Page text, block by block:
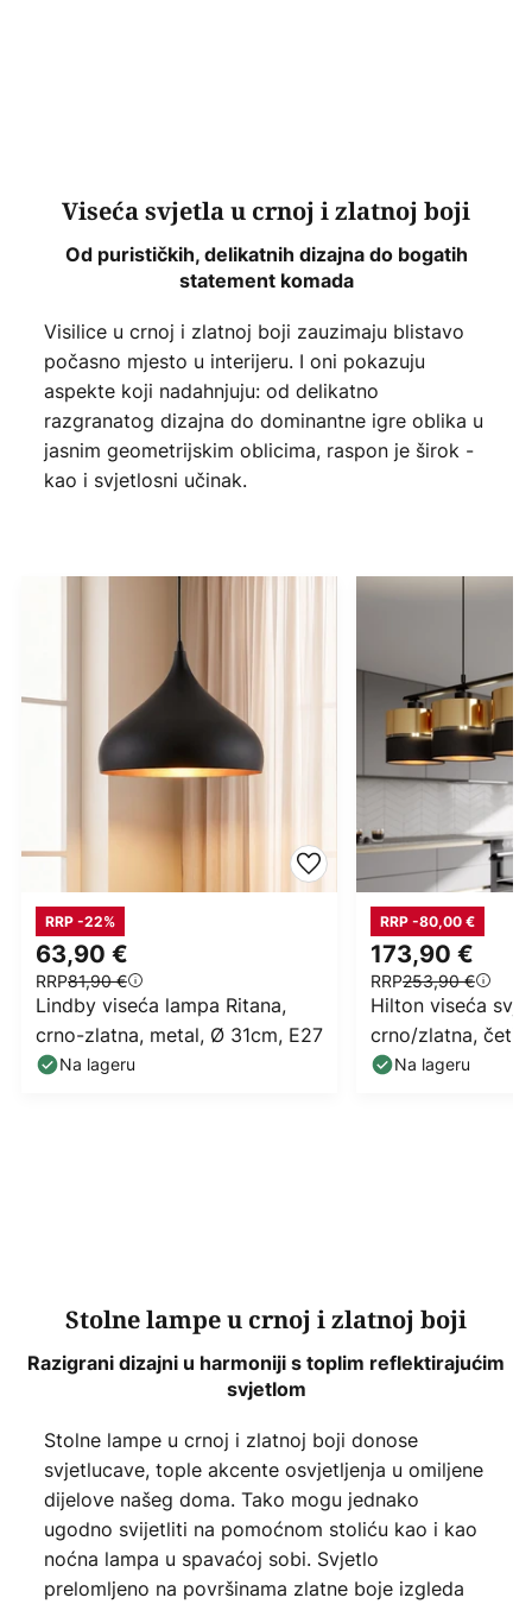
Viseća svjetla u crnoj i zlatnoj boji
Od purističkih, delikatnih dizajna do bogatih
statement komada
Visilice u crnoj i zlatnoj boji zauzimaju blistavo
počasno mjesto u interijeru. I oni pokazuju
aspekte koji nadahnjuju: od delikatno
razgranatog dizajna do dominantne igre oblika u
jasnim geometrijskim oblicima, raspon je širok -
kao i svjetlosni učinak.
63,90 €
RRP81,90 €
RRP -22%
Lindby viseća lampa Ritana,
crno-zlatna, metal, Ø 31cm, E27
Na lageru
173,90 €
RRP253,90 €
RRP -80,00 €
Hilton viseća
crno/zlatna,
Na lageru
Stolne lampe u crnoj i zlatnoj boji
Razigrani dizajni u harmoniji s toplim reflektirajućim
svjetlom
Stolne lampe u crnoj i zlatnoj boji donose
svjetlucave, tople akcente osvjetljenja u omiljene
dijelove našeg doma. Tako mogu jednako
ugodno svijetliti na pomoćnom stoliću kao i kao
noćna lampa u spavaćoj sobi. Svjetlo
prelomljeno na površinama zlatne boje izgleda